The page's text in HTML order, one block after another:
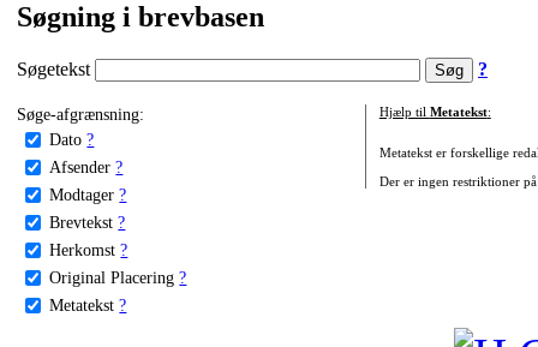
Søgning i brevbasen
Søgetekst ?
Søge-afgrænsning:
Dato ?
Afsender ?
Modtager ?
Brevtekst ?
Herkomst ?
Original Placering ?
Metatekst ?
Hjælp til Metatekst:
Metatekst er forskellige
Der er ingen restriktioner